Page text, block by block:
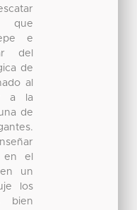
que
e
del
de
al
a la
de
en el
un
los
bien